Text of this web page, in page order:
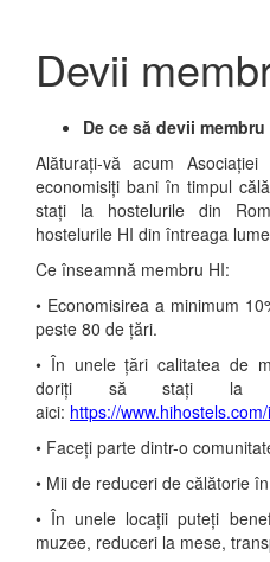
Devii
De ce să devii membru
Alăturați-vă acum Asociației
economisiți bani în timpul
stați la hostelurile din
hostelurile HI din întreaga
Ce înseamnă membru HI:
• Economisirea a minimum
peste 80 de țări.
• În unele țări calitatea de
doriți să stați la
aici: https://
• Faceți parte dintr-o
• Mii de reduceri de călătorie
• În unele locații puteți
muzee, reduceri la mese,